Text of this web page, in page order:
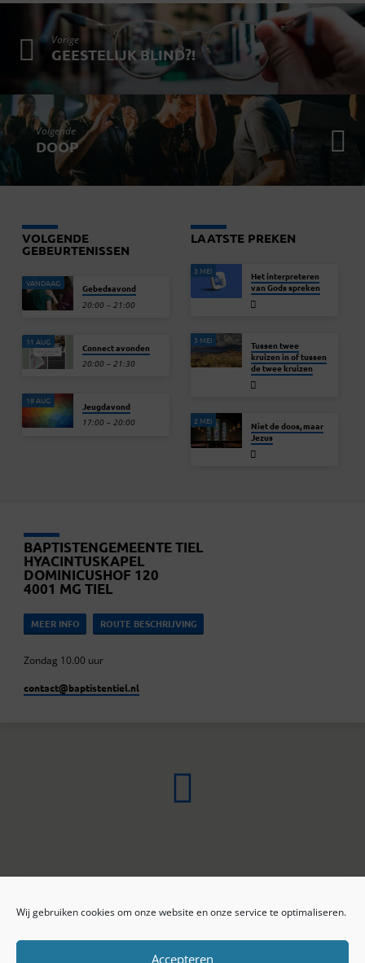
Wij gebruiken cookies om onze website en onze service te optimaliseren.
Accepteren
Vorige
GEESTELIJK BLIND?!
Volgende
DOOP
VOLGENDE
GEBEURTENISSEN
VANDAAG Gebedsavond
20:00 – 21:00
11 AUG Connect avonden
20:00 – 21:30
19 AUG Jeugdavond
17:00 – 20:00
LAATSTE PREKEN
3 MEI
Het interpreteren
van Gods spreken
3 MEI
Tussen twee
kruizen in of tussen
de twee kruizen
2 MEI
Niet de doos, maar
Jezus
BAPTISTENGEMEENTE TIEL
HYACINTUSKAPEL
DOMINICUSHOF 120
4001 MG TIEL
MEER INFO ROUTE BESCHRIJVING
Zondag 10.00 uur
contact​@baptistentiel.nl
ONLINE ARCHIEF
Privacy beleid